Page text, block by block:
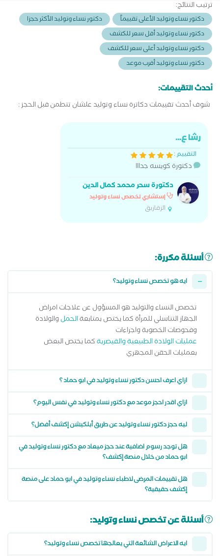
ترتيب النتائج:
دكتور نساء وتوليد الأعلى تقييماً
دكتور نساء وتوليد الأكثر حجزا
دكتور نساء وتوليد أقل سعر للكشف
دكتور نساء وتوليد أعلى سعر للكشف
دكتور نساء وتوليد أقرب موعد
أحدث التقييمات:
شوف أحدث تقييمات دكاترة نساء وتوليد علشان تتطمن قبل الحجز :
رشا ع...
التقييم :
دكتورة كويسه جدااا
دكتورة سحر محمد كمال الدين
إستشاري تخصص نساء وتوليد
الزقازيق
أسئلة مكررة:
ايه هو تخصص نساء وتوليد؟
تخصص النساء والتوليد هو المسؤول عن علاجات امراض
الجهاز التناسلي للمرأة كما يختص بمتابعةالحملوالولادة
وفحوصات الخصوبة واجراءات
عمليات الولادة الطبيعية والقيصريةكما يختص البعض
بعمليات الحقن المجهري
ازاي اعرف احسن دكتور نساء وتوليد في ابو حماد ؟
ازاي اقدر احجز موعد مع دكتور نساء وتوليد في نفس اليوم؟
ليه حجز دكتور نساء وتوليد عن طريق أبلكيشن إكشف أفضل؟
هل توجد رسوم اضافية عند حجز ميعاد مع دكتور نساء وتوليد في
ابو حماد من خلال منصة إكشف؟
هل تقييمات المرضى لاطباء نساء وتوليد في ابو حماد على منصة
إكشف حقيقية؟
أسئلة عن تخصص نساء وتوليد:
ايه الاعراض الشائعة التي يعالجها تخصص نساء وتوليد؟